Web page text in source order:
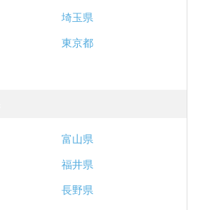
埼玉県
東京都
富山県
福井県
長野県